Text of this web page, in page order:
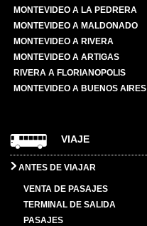
MONTEVIDEO A LA PEDRERA
MONTEVIDEO A MALDONADO
MONTEVIDEO A RIVERA
MONTEVIDEO A ARTIGAS
RIVERA A FLORIANOPOLIS
MONTEVIDEO A BUENOS AIRES
VIAJE
ANTES DE VIAJAR
VENTA DE PASAJES
TERMINAL DE SALIDA
PASAJES